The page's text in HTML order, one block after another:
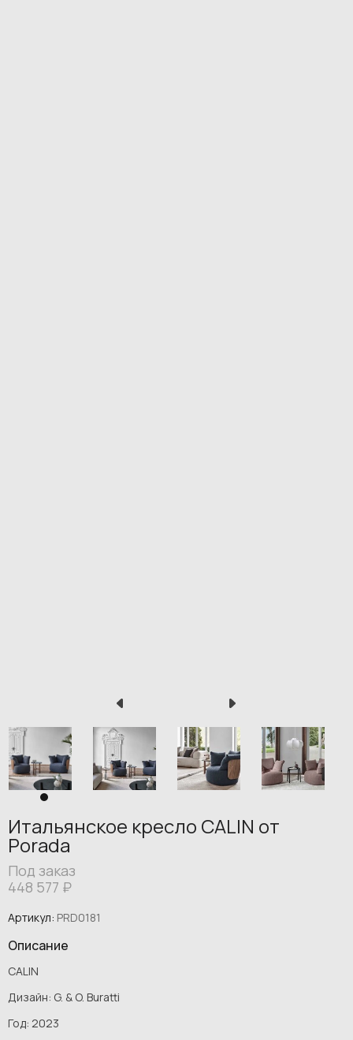
Итальянское кресло CALIN от
Porada
Под заказ
448 577 ₽
Артикул: PRD0181
Описание
CALIN
Дизайн: G. & O. Buratti
Год: 2023